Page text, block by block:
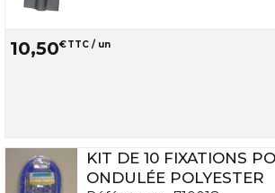
10,50€TTC / un
KIT DE 10 FIXATIONS
ONDULÉE POLYESTER